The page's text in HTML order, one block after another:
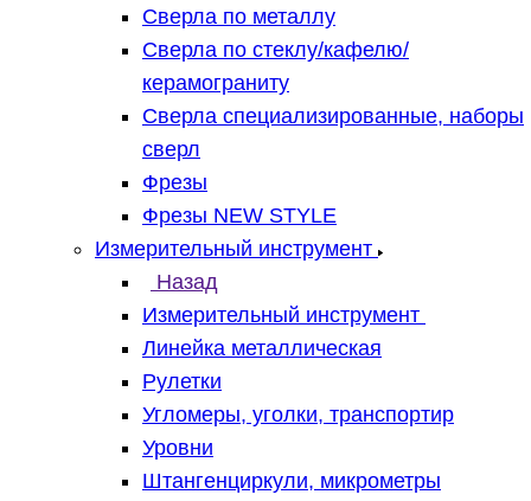
Сверла по металлу
Сверла по стеклу/кафелю/
керамограниту
Сверла специализированные, наборы
сверл
Фрезы
Фрезы NEW STYLE
Измерительный инструмент
Назад
Измерительный инструмент
Линейка металлическая
Рулетки
Угломеры, уголки, транспортир
Уровни
Штангенциркули, микрометры